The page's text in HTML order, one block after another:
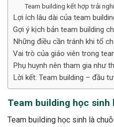
Team building kết hợp trải
Lợi ích lâu dài của team
Gợi ý kịch bản team building
Những điều cần tránh khi tổ
Vai trò của giáo viên trong
Phụ huynh nên tham gia như
Lời kết: Team building – đầu
Team building học sinh
Team building học sinh là